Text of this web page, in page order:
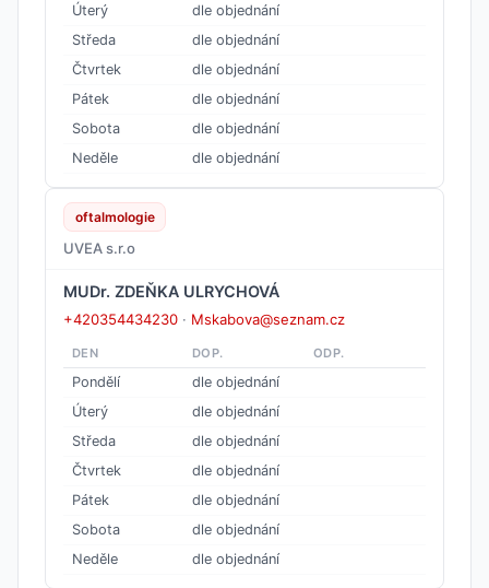
Úterý
dle objednání
Středa
dle objednání
Čtvrtek
dle objednání
Pátek
dle objednání
Sobota
dle objednání
Neděle
dle objednání
oftalmologie
UVEA s.r.o
MUDr. ZDEŇKA ULRYCHOVÁ
+420354434230 · Mskabova@seznam.cz
DEN DOP. ODP.
Pondělí
dle objednání
Úterý
dle objednání
Středa
dle objednání
Čtvrtek
dle objednání
Pátek
dle objednání
Sobota
dle objednání
Neděle
dle objednání